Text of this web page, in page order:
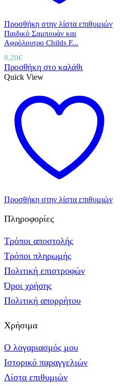
Προσθήκη στην λίστα επιθυμιών
Παιδικό Σαμπουάν και
Αφρόλουτρο Childs F...
8,20€
Προσθήκη στο καλάθι
Quick View
Προσθήκη στην λίστα επιθυμιών
Πληροφορίες
Τρόποι αποστολής
Τρόποι πληρωμής
Πολιτική επιστροφών
Όροι χρήσης
Πολιτική απορρήτου
Χρήσιμα
Ο λογαριασμός μου
Ιστορικό παραγγελιών
Λίστα επιθυμιών